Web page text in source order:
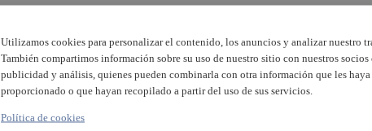
Utilizamos cookies para personalizar el contenido, los anuncios y analizar nuestro
También compartimos información sobre su uso de nuestro sitio con nuestros socios
publicidad y análisis, quienes pueden combinarla con otra información que les haya
proporcionado o que hayan recopilado a partir del uso de sus servicios.
Política de cookies